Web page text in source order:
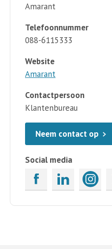
Amarant
Telefoonnummer
088-6115333
Website
Amarant
Contactpersoon
Klantenbureau
Neem contact op
Social media